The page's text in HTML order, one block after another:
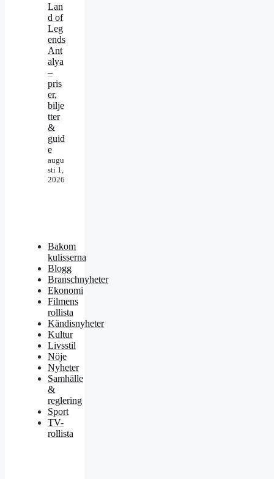
Lan
d of
Leg
ends
Ant
alya
–
pris
er,
bilje
tter
&
guid
e
augu
sti 1,
2026
Bakom
kulisserna
Blogg
Branschnyheter
Ekonomi
Filmens
rollista
Kändisnyheter
Kultur
Livsstil
Nöje
Nyheter
Samhälle
&
reglering
Sport
TV-
rollista